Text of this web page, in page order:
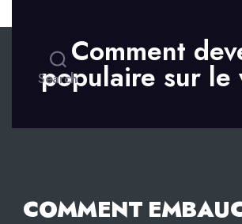
Search
Comment
populaire sur le
COMMENT